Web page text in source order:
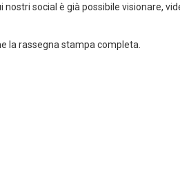
nostri social è già possibile visionare,
la rassegna stampa completa.